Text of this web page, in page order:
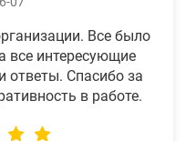
Все было
все интересующие
ответы. Спасибо за
в работе.